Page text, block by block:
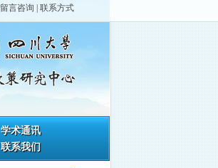
留言咨询 联系方式
学术通讯
联系我们